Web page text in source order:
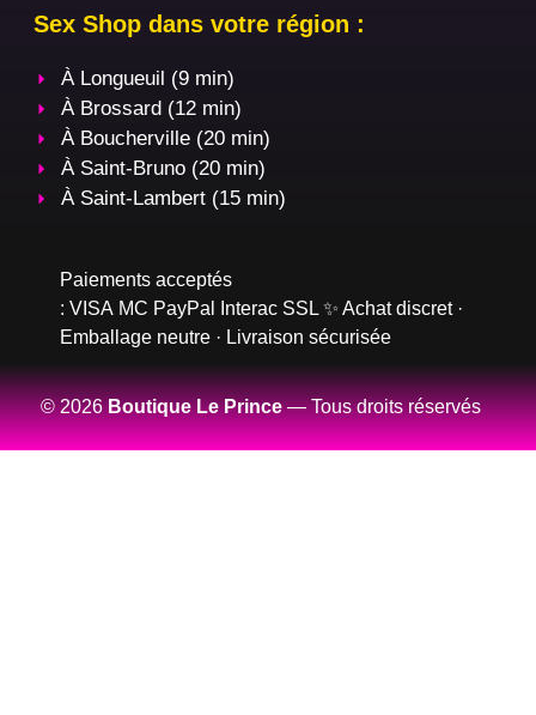
Sex Shop dans votre région :
À Longueuil (9 min)
À Brossard (12 min)
À Boucherville (20 min)
À Saint-Bruno (20 min)
À Saint-Lambert (15 min)
Paiements acceptés
: VISA MC PayPal Interac SSL ✨ Achat discret ·
Emballage neutre · Livraison sécurisée
© 2026Boutique Le Prince— Tous droits réservés